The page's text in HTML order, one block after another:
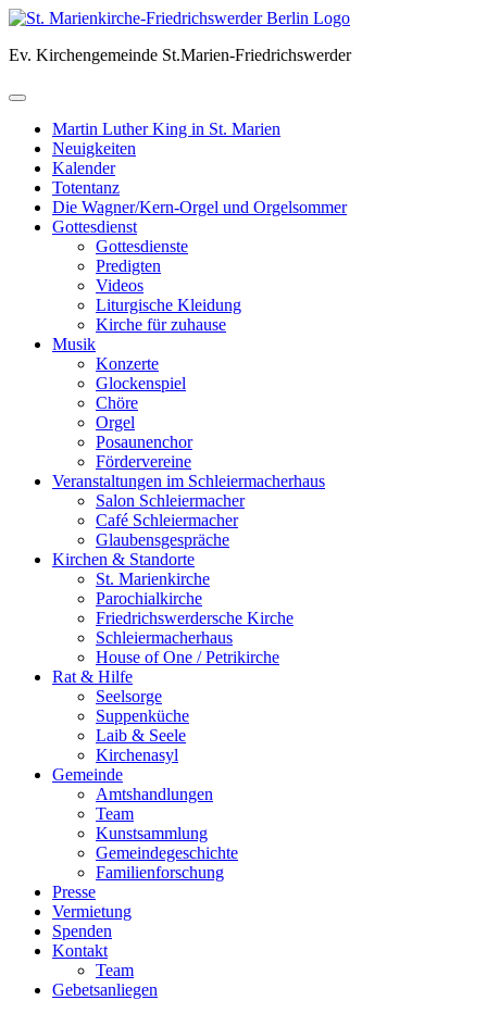
Skip
content
Ev. Kirchengemeinde St.Marien-Friedrichswerder
Martin Luther King in St. Marien
Neuigkeiten
Kalender
Totentanz
Die Wagner/Kern-Orgel und Orgelsommer
Gottesdienst
Gottesdienste
Predigten
Videos
Liturgische Kleidung
Kirche für zuhause
Musik
Konzerte
Glockenspiel
Chöre
Orgel
Posaunenchor
Fördervereine
Veranstaltungen im Schleiermacherhaus
Salon Schleiermacher
Café Schleiermacher
Glaubensgespräche
Kirchen & Standorte
St. Marienkirche
Parochialkirche
Friedrichswerdersche Kirche
Schleiermacherhaus
House of One / Petrikirche
Rat & Hilfe
Seelsorge
Suppenküche
Laib & Seele
Kirchenasyl
Gemeinde
Amtshandlungen
Team
Kunstsammlung
Gemeindegeschichte
Familienforschung
Presse
Vermietung
Spenden
Kontakt
Team
Gebetsanliegen